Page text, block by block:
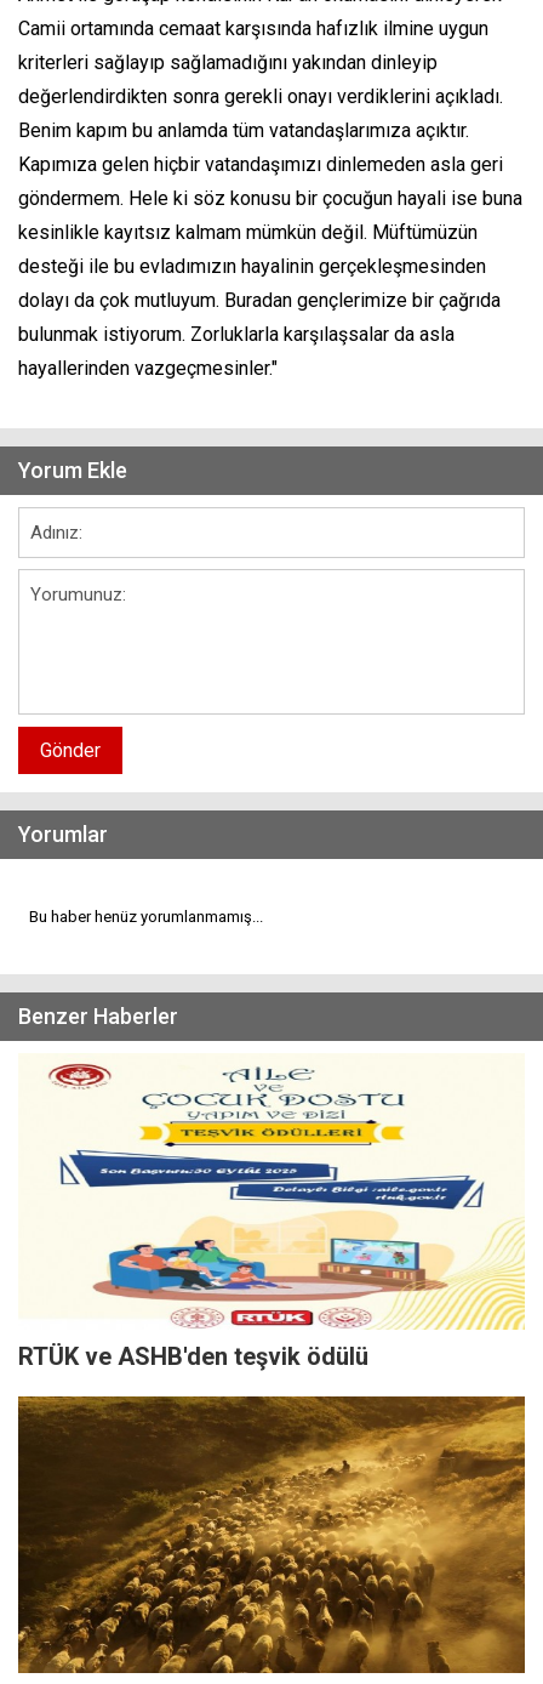
Camii ortamında cemaat karşısında hafızlık ilmine uygun
kriterleri sağlayıp sağlamadığını yakından dinleyip
değerlendirdikten sonra gerekli onayı verdiklerini açıkladı.
Benim kapım bu anlamda tüm vatandaşlarımıza açıktır.
Kapımıza gelen hiçbir vatandaşımızı dinlemeden asla geri
göndermem. Hele ki söz konusu bir çocuğun hayali ise buna
kesinlikle kayıtsız kalmam mümkün değil. Müftümüzün
desteği ile bu evladımızın hayalinin gerçekleşmesinden
dolayı da çok mutluyum. Buradan gençlerimize bir çağrıda
bulunmak istiyorum. Zorluklarla karşılaşsalar da asla
hayallerinden vazgeçmesinler."
Yorum Ekle
Gönder
Yorumlar
Bu haber henüz yorumlanmamış...
Benzer Haberler
RTÜK ve ASHB'den teşvik ödülü